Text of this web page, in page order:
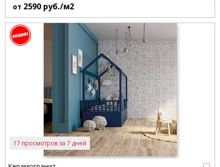
от 2590 руб./м2
17 просмотров за 7 дней